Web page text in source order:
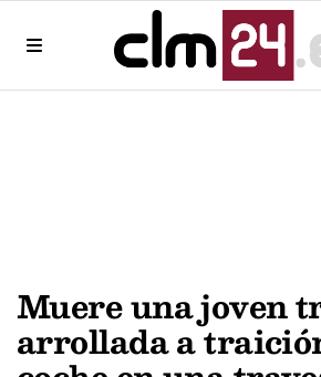
Muere una joven
arrollada a